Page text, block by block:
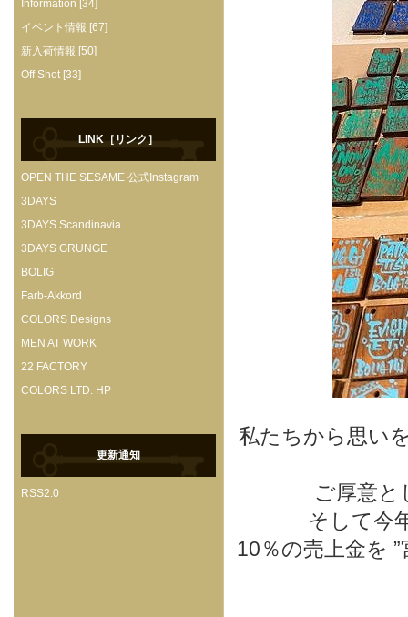
私たちから思い
ご厚意と
そして今
10％の売上金を
Information [34]
イベント情報 [67]
新入荷情報 [50]
Off Shot [33]
LINK［リンク］
OPEN THE SESAME 公式Instagram
3DAYS
3DAYS Scandinavia
3DAYS GRUNGE
BOLIG
Farb-Akkord
COLORS Designs
MEN AT WORK
22 FACTORY
COLORS LTD. HP
更新通知
RSS2.0